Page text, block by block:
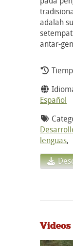
adalah
antar-
Español
lenguas,